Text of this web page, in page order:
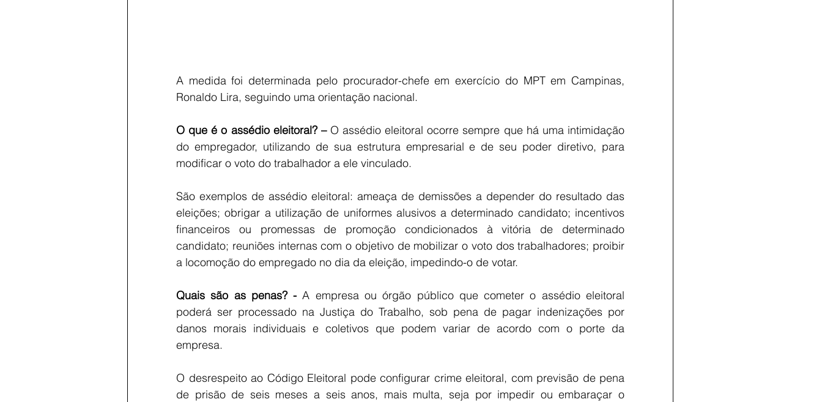
A medida foi determinada pelo procurador-chefe em exercício do MPT em Campinas,
Ronaldo Lira, seguindo uma orientação nacional.
O que é o assédio eleitoral? – O assédio eleitoral ocorre sempre que há uma intimidação
do empregador, utilizando de sua estrutura empresarial e de seu poder diretivo, para
modificar o voto do trabalhador a ele vinculado.
São exemplos de assédio eleitoral: ameaça de demissões a depender do resultado das
eleições; obrigar a utilização de uniformes alusivos a determinado candidato; incentivos
financeiros ou promessas de promoção condicionados à vitória de determinado
candidato; reuniões internas com o objetivo de mobilizar o voto dos trabalhadores; proibir
a locomoção do empregado no dia da eleição, impedindo-o de votar.
Quais são as penas? - A empresa ou órgão público que cometer o assédio eleitoral
poderá ser processado na Justiça do Trabalho, sob pena de pagar indenizações por
danos morais individuais e coletivos que podem variar de acordo com o porte da
empresa.
O desrespeito ao Código Eleitoral pode configurar crime eleitoral, com previsão de pena
de prisão de seis meses a seis anos, mais multa, seja por impedir ou embaraçar o